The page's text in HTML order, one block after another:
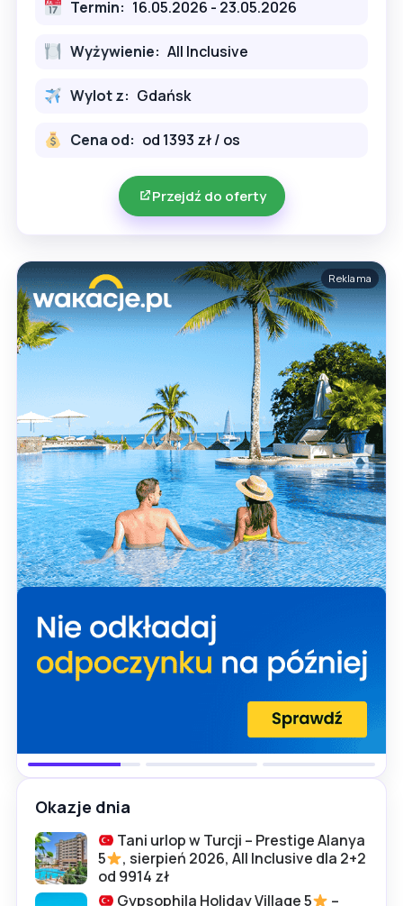
Termin: 16.05.2026 - 23.05.2026
Wyżywienie: All Inclusive
Wylot z: Gdańsk
Cena od: od 1393 zł / os
Przejdź do oferty
Reklama
Okazje dnia
Tani urlop w Turcji – Prestige Alanya
5
, sierpień 2026, All Inclusive dla 2+2
od 9914 zł
Gypsophila Holiday Village 5
–